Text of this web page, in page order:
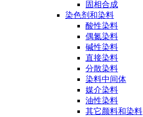
固相合成
染色剂和染料
酸性染料
偶氮染料
碱性染料
直接染料
分散染料
染料中间体
媒介染料
油性染料
其它颜料和染料